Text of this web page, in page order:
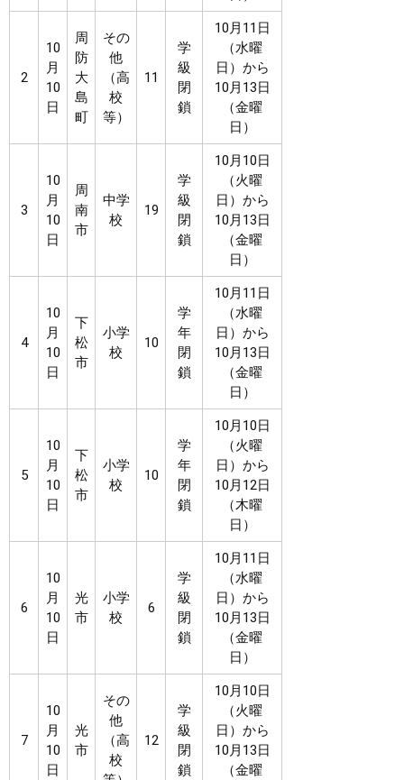
2
​10
月
10
日
周
防
大
島
町
その
他
（高
校
等）
11
学
級
閉
鎖
10月11日
（水曜
日）から
10月13日
（金曜
日）
3
10
月
10
日
周
南
市
中学
校
19
学
級
閉
鎖
10月10日
（火曜
日）から
10月13日
（金曜
日）
4
10
月
10
日
下
松
市
小学
校
10
学
年
閉
鎖
10月11日
（水曜
日）から
10月13日
（金曜
日）
5
10
月
10
日
下
松
市
小学
校
10
学
年
閉
鎖
10月10日
（火曜
日）から
10月12日
（木曜
日）
6
10
月
10
日
光
市
小学
校
6
学
級
閉
鎖
10月11日
（水曜
日）から
10月13日
（金曜
日）
7
10
月
10
日
光
市
その
他
（高
校
12
学
級
閉
鎖
10月10日
（火曜
日）から
10月13日
（金曜